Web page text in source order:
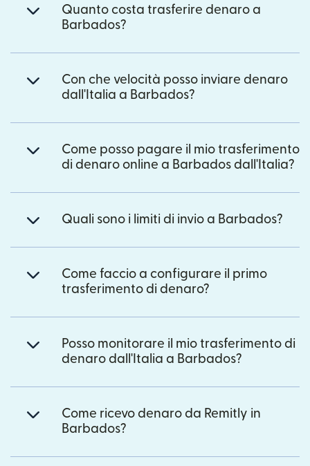
Quanto costa trasferire denaro a
Barbados?
Con che velocità posso inviare denaro
dall'Italia a Barbados?
Come posso pagare il mio trasferimento
di denaro online a Barbados dall'Italia?
Quali sono i limiti di invio a Barbados?
Come faccio a configurare il primo
trasferimento di denaro?
Posso monitorare il mio trasferimento di
denaro dall'Italia a Barbados?
Come ricevo denaro da Remitly in
Barbados?